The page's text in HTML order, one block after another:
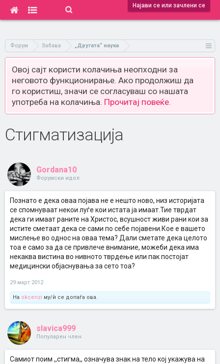
Најави се или зачлени се
Форум Забава „Другата“ наука
Овој сајт користи колачиња неопходни за
неговото функционирање. Ако продолжиш да
го користиш, значи се согласуваш со нашата
употреба на колачиња. Прочитај повеќе.
Стигматизација
Gordana10
Форумски идол
Познато е дека оваа појава не е нешто ново, низ историјата
се спомнуваат некои луѓе кои истата ја имаат.Тие тврдат
дека ги имаат раните на Христос, всушност живи рани кои за
истите сметаат дека се сами по себе појавени.Кое е вашето
мислење во однос на оваа тема? Дали сметате дека целото
тоа е само за да се привлече внимание, можеби дека има
некаква вистина во нивното тврдење или пак постојат
медицински објаснувања за сето тоа?
29 март 2012
На okcenzi му/ѝ се допаѓа ова.
slavica999
Популарен член
Самиот поим ,,стигма,, означува знак на тело кој укажува на